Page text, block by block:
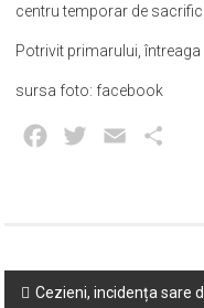
centru temporar de
Potrivit primarului,
sursa foto: facebook
Facebook
Twitter Email
Post
Cezieni, incidența sare